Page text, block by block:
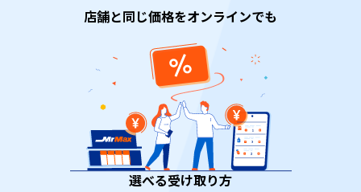
店舗と同じ価格をオンラインでも
選べる受け取り方